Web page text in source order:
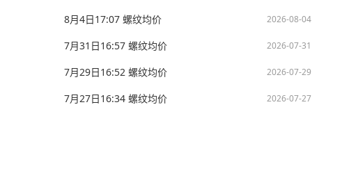
8月4日17:07 螺纹均价 2026-08-04
7月31日16:57 螺纹均价 2026-07-31
7月29日16:52 螺纹均价 2026-07-29
7月27日16:34 螺纹均价 2026-07-27